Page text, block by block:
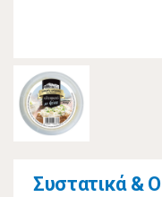
Συστατικά &